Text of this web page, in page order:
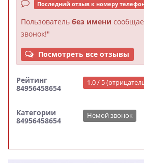
Последний отзыв к номеру
Пользователь без имени
звонок!"
Посмотреть все отзывы
Рейтинг
84956458654
1.0 / 5
Категории
84956458654
Немой звонок